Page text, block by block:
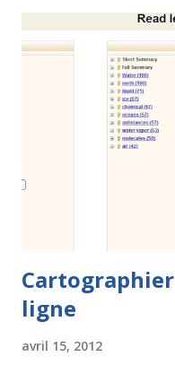
ligne
avril 15, 2012